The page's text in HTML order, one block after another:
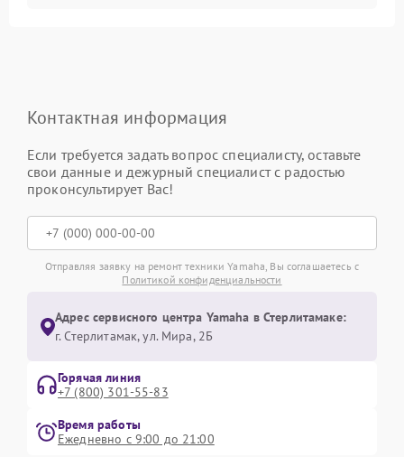
Контактная информация
Если требуется задать вопрос специалисту, оставьте
свои данные и дежурный специалист с радостью
проконсультирует Вас!
Отправляя заявку на ремонт техники Yamaha, Вы соглашаетесь с
Политикой конфиденциальности
Адрес сервисного центра Yamaha в Стерлитамаке:
г. Стерлитамак, ул. Мира, 2Б
Горячая линия
+7 (800) 301-55-83
Время работы
Ежедневно с 9:00 до 21:00